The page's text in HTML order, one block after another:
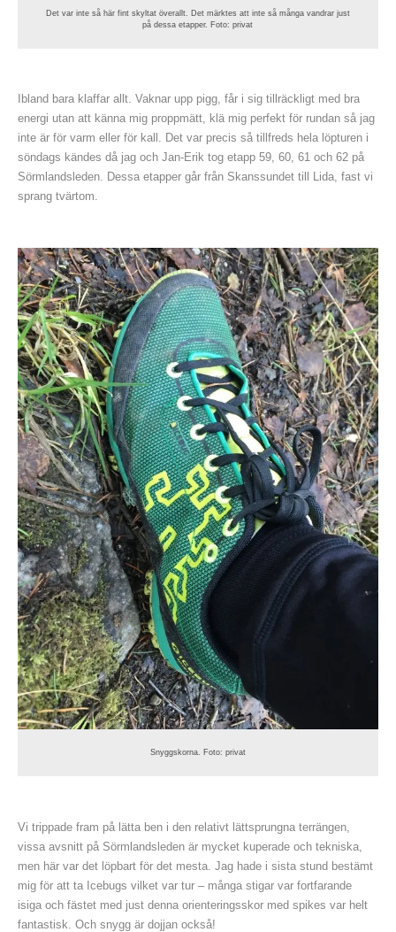
Det var inte så här fint skyltat överallt. Det märktes att inte så många vandrar just
på dessa etapper. Foto: privat
Ibland bara klaffar allt. Vaknar upp pigg, får i sig tillräckligt med bra
energi utan att känna mig proppmätt, klä mig perfekt för rundan så jag
inte är för varm eller för kall. Det var precis så tillfreds hela löpturen i
söndags kändes då jag och Jan-Erik tog etapp 59, 60, 61 och 62 på
Sörmlandsleden. Dessa etapper går från Skanssundet till Lida, fast vi
sprang tvärtom.
Snyggskorna. Foto: privat
Vi trippade fram på lätta ben i den relativt lättsprungna terrängen,
vissa avsnitt på Sörmlandsleden är mycket kuperade och tekniska,
men här var det löpbart för det mesta. Jag hade i sista stund bestämt
mig för att ta Icebugs vilket var tur – många stigar var fortfarande
isiga och fästet med just denna orienteringsskor med spikes var helt
fantastisk. Och snygg är dojjan också!